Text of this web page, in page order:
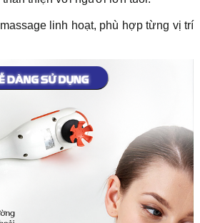
linh hoạt, phù hợp từng vị trí